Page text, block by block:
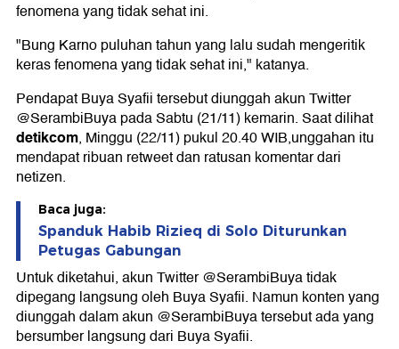
fenomena yang tidak sehat ini.
"Bung Karno puluhan tahun yang lalu sudah mengeritik
keras fenomena yang tidak sehat ini," katanya.
Pendapat Buya Syafii tersebut diunggah akun Twitter
@SerambiBuya pada Sabtu (21/11) kemarin. Saat dilihat
detikcom, Minggu (22/11) pukul 20.40 WIB,unggahan itu
mendapat ribuan retweet dan ratusan komentar dari
netizen.
Baca juga:
Spanduk Habib Rizieq di Solo Diturunkan
Petugas Gabungan
Untuk diketahui, akun Twitter @SerambiBuya tidak
dipegang langsung oleh Buya Syafii. Namun konten yang
diunggah dalam akun @SerambiBuya tersebut ada yang
bersumber langsung dari Buya Syafii.